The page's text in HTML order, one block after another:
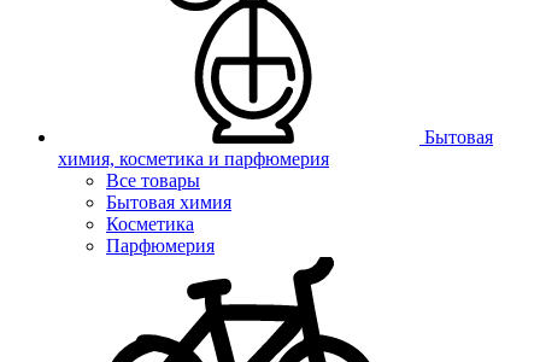
Бытовая
химия, косметика и парфюмерия
Все товары
Бытовая химия
Косметика
Парфюмерия